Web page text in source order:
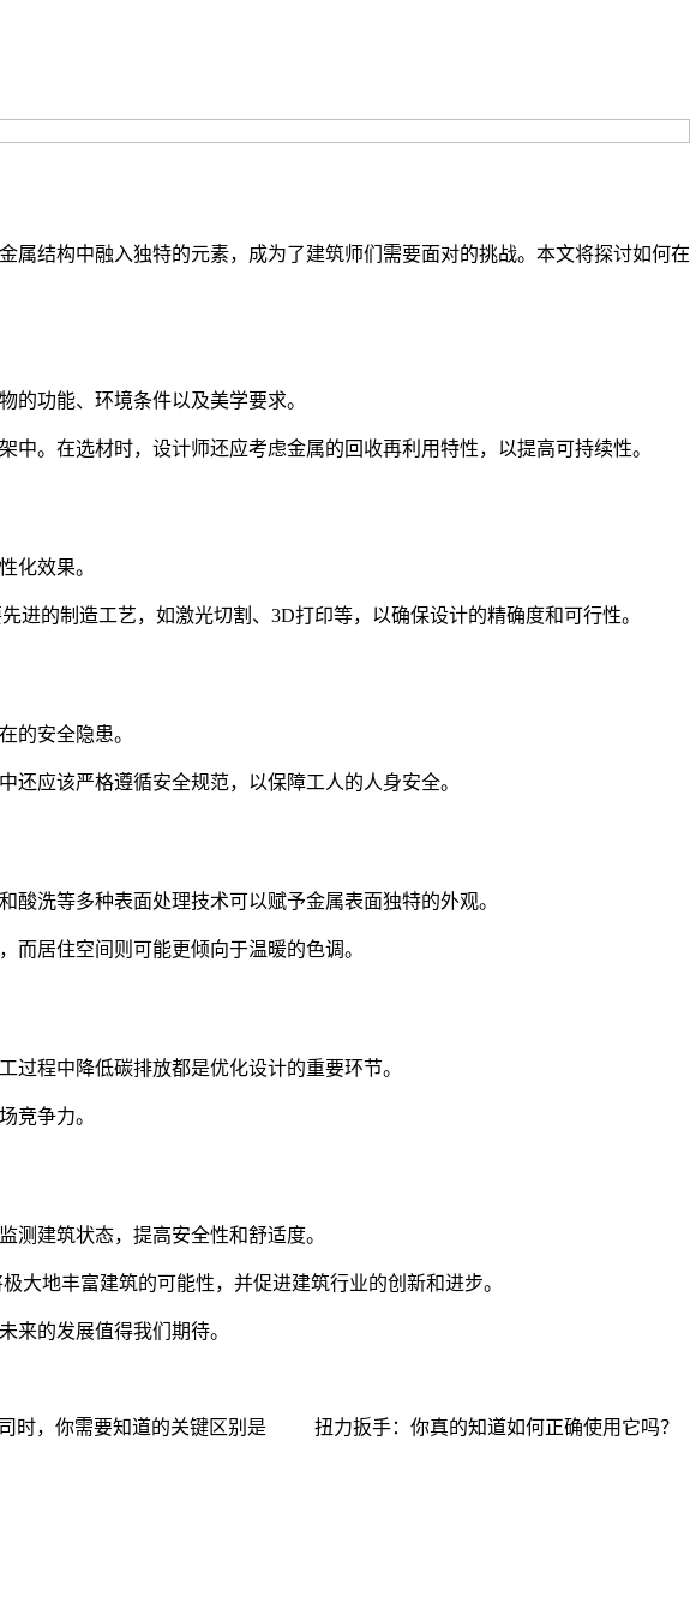
结构中融入独特的元素，成为了建筑师们需要面对的挑战。本文将探讨如何在
的功能、环境条件以及美学要求。
。在选材时，设计师还应考虑金属的回收再利用特性，以提高可持续性。
化效果。
的制造工艺，如激光切割、3D打印等，以确保设计的精确度和可行性。
的安全隐患。
应该严格遵循安全规范，以保障工人的人身安全。
洗等多种表面处理技术可以赋予金属表面独特的外观。
居住空间则可能更倾向于温暖的色调。
程中降低碳排放都是优化设计的重要环节。
竞争力。
测建筑状态，提高安全性和舒适度。
大地丰富建筑的可能性，并促进建筑行业的创新和进步。
来的发展值得我们期待。
时，你需要知道的关键区别是
扭力扳手：你真的知道如何正确使用它吗？